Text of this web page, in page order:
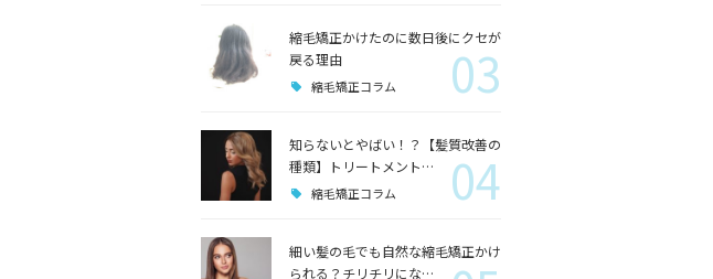
縮毛矯正かけたのに数日後にクセが
戻る理由
縮毛矯正コラム 03
知らないとやばい！？【髪質改善の
種類】トリートメント…
縮毛矯正コラム 04
細い髪の毛でも自然な縮毛矯正かけ
られる？チリチリにな…